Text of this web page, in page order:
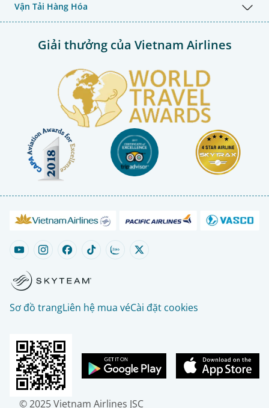
Vận Tải Hàng Hóa
Giải thưởng của Vietnam Airlines
Sơ đồ trangLiên hệ mua véCài đặt cookies
© 2025 Vietnam Airlines JSC